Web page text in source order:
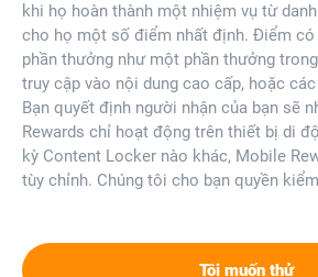
khi họ hoàn thành một nhiệm vụ từ
cho họ một số điểm nhất định. Điểm
phần thưởng như một phần thưởng
truy cập vào nội dung cao cấp, hoặc
Bạn quyết định người nhận của bạn sẽ
Rewards chỉ hoạt động trên thiết bị di
kỳ Content Locker nào khác, Mobile
tùy chỉnh. Chúng tôi cho bạn quyền
Tôi muốn thử